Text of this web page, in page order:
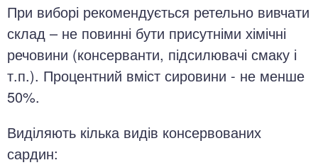
При виборі рекомендується ретельно вивчати
склад – не повинні бути присутніми хімічні
речовини (консерванти, підсилювачі смаку і
т.п.). Процентний вміст сировини - не менше
50%.
Виділяють кілька видів консервованих
сардин: